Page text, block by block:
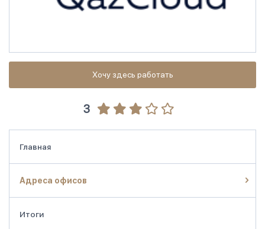
Хочу здесь работать
3
Главная
Адреса офисов
Итоги